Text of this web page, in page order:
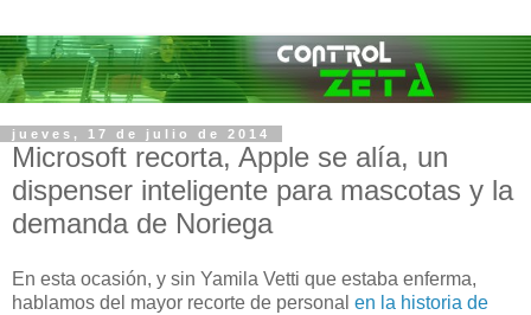
jueves, 17 de julio de 2014
Microsoft recorta, Apple se alía, un
dispenser inteligente para mascotas y la
demanda de Noriega
En esta ocasión, y sin Yamila Vetti que estaba enferma,
hablamos del mayor recorte de personal en la historia de